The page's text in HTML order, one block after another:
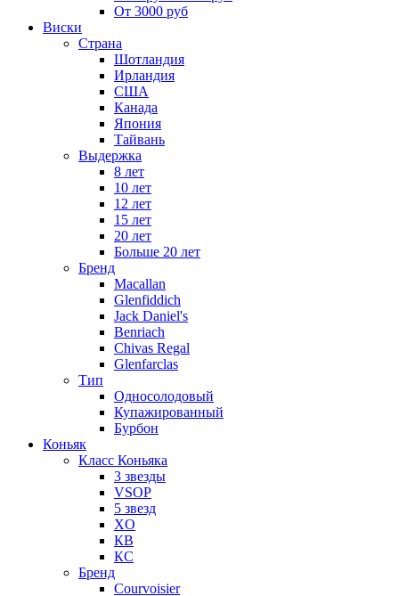
От 3000 руб
Виски
Страна
Шотландия
Ирландия
США
Канада
Япония
Тайвань
Выдержка
8 лет
10 лет
12 лет
15 лет
20 лет
Больше 20 лет
Бренд
Macallan
Glenfiddich
Jack Daniel's
Benriach
Chivas Regal
Glenfarclas
Тип
Односолодовый
Купажированный
Бурбон
Коньяк
Класс Коньяка
3 звезды
VSOP
5 звезд
XO
КВ
КС
Бренд
Courvoisier